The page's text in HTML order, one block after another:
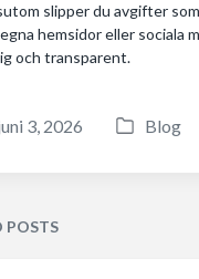
slipper du avgifter
hemsidor eller sociala
och transparent.
3, 2026
P
Blog
POSTS